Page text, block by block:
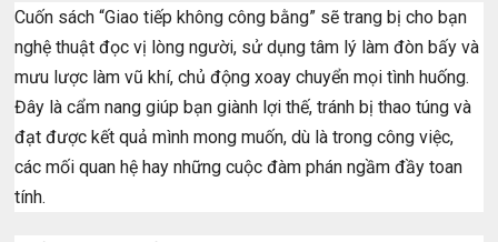
Cuốn sách “Giao tiếp không công bằng” sẽ trang bị cho bạn
nghệ thuật đọc vị lòng người, sử dụng tâm lý làm đòn bấy và
mưu lược làm vũ khí, chủ động xoay chuyển mọi tình huống.
Đây là cẩm nang giúp bạn giành lợi thế, tránh bị thao túng và
đạt được kết quả mình mong muốn, dù là trong công việc,
các mối quan hệ hay những cuộc đàm phán ngầm đầy toan
tính.